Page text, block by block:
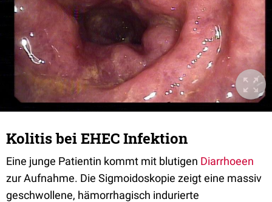
Kolitis bei EHEC Infektion
Eine junge Patientin kommt mit blutigen Diarrhoeen
zur Aufnahme. Die Sigmoidoskopie zeigt eine massiv
geschwollene, hämorrhagisch indurierte